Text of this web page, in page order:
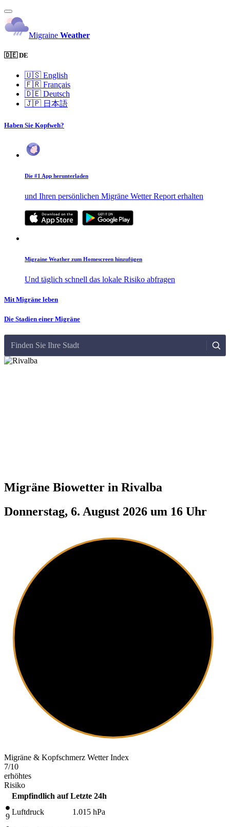
Migraine Weather
🇩🇪 DE
🇺🇸 English
🇫🇷 Français
🇩🇪 Deutsch
🇯🇵 日本語
Haben Sie Kopfweh?
Die #1 App herunterladen
und Ihren persönlichen Migräne Wetter Report erhalten
Migraine Weather zum Homescreen hinzufügen
Und täglich schnell das lokale Risiko abfragen
Mit Migräne leben
Die Stadien einer Migräne
Finden Sie Ihre Stadt
Migräne Biowetter in Rivalba
Donnerstag, 6. August 2026 um 16 Uhr
Migräne & Kopfschmerz Wetter Index
7/10
erhöhtes
Risiko
Empfindlich auf Letzte 24h
9
Luftdruck 1.015 hPa